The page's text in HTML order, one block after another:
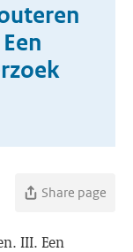
Share page
III. Een